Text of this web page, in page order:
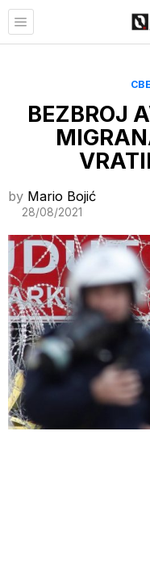
BEZBROJ
by Mario Bojić
28/08/2021